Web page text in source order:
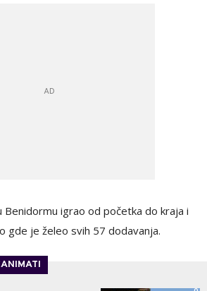
Benidormu igrao od početka do kraja i
gde je želeo svih 57 dodavanja.